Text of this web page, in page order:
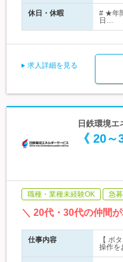
休日・休暇
# ★年
日…
求人詳細を見る
日鉄環境
《 20
職種・業種未経験OK 急募
＼ 20代・30代の仲間
仕事内容
【 ボ
操作を